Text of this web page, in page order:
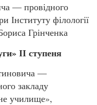
— провідного
Інституту філології
Грінченка
ІІ ступеня
—
закладу
училище»,